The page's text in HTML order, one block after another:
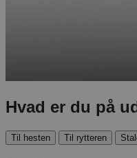
Hvad er du på
Til hesten Til rytteren